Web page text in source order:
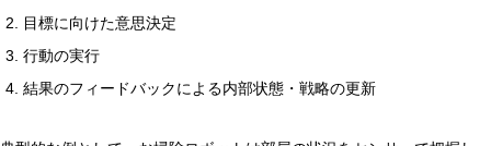
目標に向けた意思決定
行動の実行
結果のフィードバックによる内部状態・戦略の更新